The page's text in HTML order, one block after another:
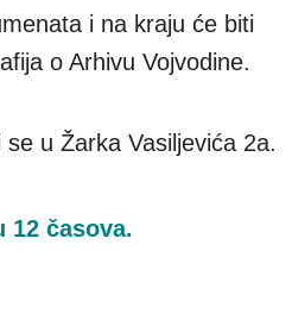
i na kraju će biti
o Arhivu Vojvodine.
u Žarka Vasiljevića 2a.
12 časova.